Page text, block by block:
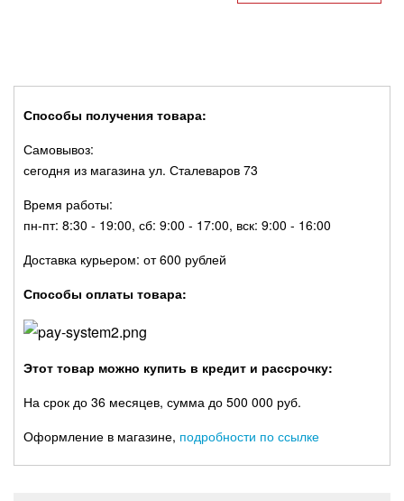
Способы получения товара:
Самовывоз:
сегодня из магазина ул. Сталеваров 73
Время работы:
пн-пт: 8:30 - 19:00, сб: 9:00 - 17:00, вск: 9:00 - 16:00
Доставка курьером: от 600 рублей
Способы оплаты товара:
Этот товар можно купить в кредит и рассрочку:
На срок до 36 месяцев, сумма до 500 000 руб.
Оформление в магазине, подробности по ссылке